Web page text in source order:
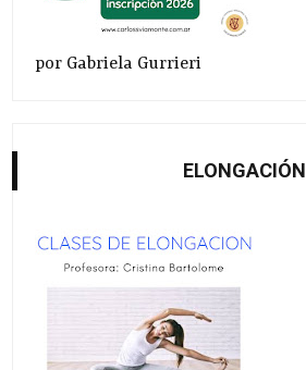
por Gabriela Gurrieri
ELONGACIÓN